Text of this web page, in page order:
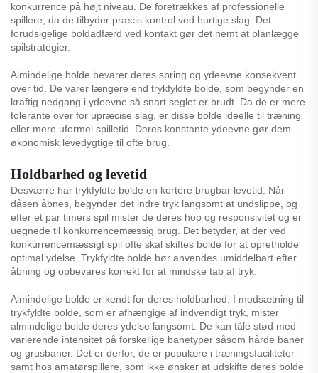
konkurrence på højt niveau. De foretrækkes af professionelle
spillere, da de tilbyder præcis kontrol ved hurtige slag. Det
forudsigelige boldadfærd ved kontakt gør det nemt at planlægge
spilstrategier.
Almindelige bolde bevarer deres spring og ydeevne konsekvent
over tid. De varer længere end trykfyldte bolde, som begynder en
kraftig nedgang i ydeevne så snart seglet er brudt. Da de er mere
tolerante over for upræcise slag, er disse bolde ideelle til træning
eller mere uformel spilletid. Deres konstante ydeevne gør dem
økonomisk levedygtige til ofte brug.
Holdbarhed og levetid
Desværre har trykfyldte bolde en kortere brugbar levetid. Når
dåsen åbnes, begynder det indre tryk langsomt at undslippe, og
efter et par timers spil mister de deres hop og responsivitet og er
uegnede til konkurrencemæssig brug. Det betyder, at der ved
konkurrencemæssigt spil ofte skal skiftes bolde for at opretholde
optimal ydelse. Trykfyldte bolde bør anvendes umiddelbart efter
åbning og opbevares korrekt for at mindske tab af tryk.
Almindelige bolde er kendt for deres holdbarhed. I modsætning til
trykfyldte bolde, som er afhængige af indvendigt tryk, mister
almindelige bolde deres ydelse langsomt. De kan tåle stød med
varierende intensitet på forskellige banetyper såsom hårde baner
og grusbaner. Det er derfor, de er populære i træningsfaciliteter
samt hos amatørspillere, som ikke ønsker at udskifte deres bolde